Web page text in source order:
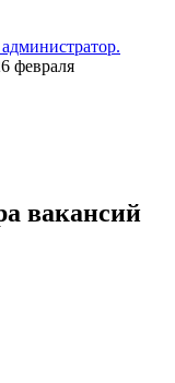
февраля
вакансий